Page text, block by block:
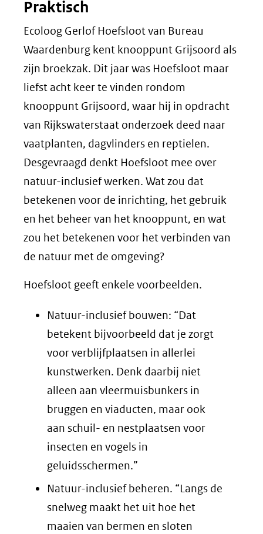
Praktisch
Ecoloog Gerlof Hoefsloot van Bureau
Waardenburg kent knooppunt Grijsoord als
zijn broekzak. Dit jaar was Hoefsloot maar
liefst acht keer te vinden rondom
knooppunt Grijsoord, waar hij in opdracht
van Rijkswaterstaat onderzoek deed naar
vaatplanten, dagvlinders en reptielen.
Desgevraagd denkt Hoefsloot mee over
natuur-inclusief werken. Wat zou dat
betekenen voor de inrichting, het gebruik
en het beheer van het knooppunt, en wat
zou het betekenen voor het verbinden van
de natuur met de omgeving?
Hoefsloot geeft enkele voorbeelden.
Natuur-inclusief bouwen: “Dat
betekent bijvoorbeeld dat je zorgt
voor verblijfplaatsen in allerlei
kunstwerken. Denk daarbij niet
alleen aan vleermuisbunkers in
bruggen en viaducten, maar ook
aan schuil- en nestplaatsen voor
insecten en vogels in
geluidsschermen.”
Natuur-inclusief beheren. “Langs de
snelweg maakt het uit hoe het
maaien van bermen en sloten